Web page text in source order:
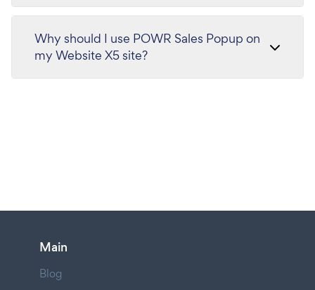
Why should I use POWR Sales Popup on
my Website X5 site?
Main
Blog